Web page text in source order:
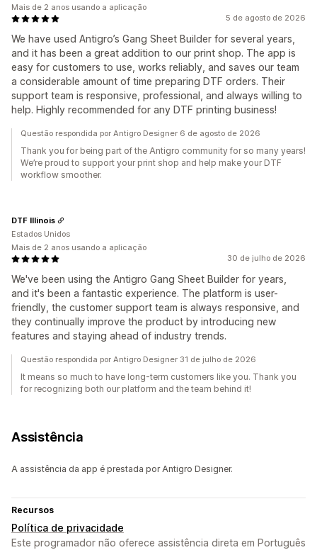
5 de agosto de 2026
We have used Antigro’s Gang Sheet Builder for several years,
and it has been a great addition to our print shop. The app is
easy for customers to use, works reliably, and saves our team
a considerable amount of time preparing DTF orders. Their
support team is responsive, professional, and always willing to
help. Highly recommended for any DTF printing business!
Mais de 2 anos usando a aplicação
Questão respondida por Antigro Designer 6 de agosto de 2026
Thank you for being part of the Antigro community for so many years!
We’re proud to support your print shop and help make your DTF
workflow smoother.
30 de julho de 2026
We've been using the Antigro Gang Sheet Builder for years,
and it's been a fantastic experience. The platform is user-
friendly, the customer support team is always responsive, and
they continually improve the product by introducing new
features and staying ahead of industry trends.
DTF Illinois
Estados Unidos
Mais de 2 anos usando a aplicação
Questão respondida por Antigro Designer 31 de julho de 2026
It means so much to have long-term customers like you. Thank you
for recognizing both our platform and the team behind it!
Assistência
A assistência da app é prestada por Antigro Designer.
Recursos
Política de privacidade
Este programador não oferece assistência direta em Português